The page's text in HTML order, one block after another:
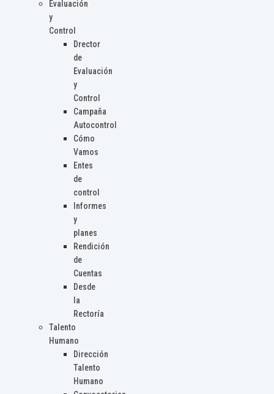
Evaluación
y
Control
Drector
de
Evaluación
y
Control
Campaña
Autocontrol
Cómo
Vamos
Entes
de
control
Informes
y
planes
Rendición
de
Cuentas
Desde
la
Rectoría
Talento
Humano
Dirección
Talento
Humano